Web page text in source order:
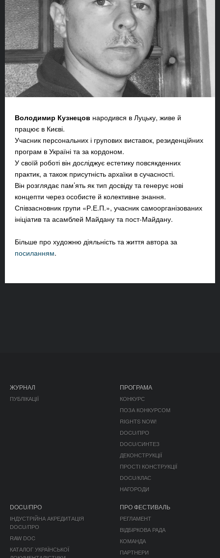
Володимир Кузнецов народився в Луцьку, живе й
працює в Києві.
Учасник персональних і групових виставок, резиденційних
програм в Україні та за кордоном.
У своїй роботі він досліджує естетику повсякденних
практик, а також присутність архаїки в сучасності.
Він розглядає пам’ять як тип досвіду та генерує нові
концепти через особисте й колективне знання.
Співзасновник групи «Р.Е.П.», учасник самоорганізованих
ініціатив та асамблей Майдану та пост-Майдану.
Більше про художню діяльність та життя автора за
посиланням.
ЖУРНАЛ
ПУБЛІКАЦІЇ
ПРОГРАМА
КОНКУРС
ПОЗА КОНКУРСОМ
RIGHTS NOW!
DOCU/ПРО
DOCU/СИНТЕЗ
ДЕКОНСТРУКЦІЇ
ПРОСТІ КОНСТРУКЦІЇ
DOCU/КЛАС
НАГОРОДИ
DOCU/ПРО
ІНДУСТРІЙНА АКРЕДИТАЦІЯ
DOCU/ПРО
RAW DOC
КАТАЛОГ УКРАЇНСЬКОЇ
ПРО ФЕСТИВАЛЬ
РЕГЛАМЕНТ
ВІДБІРКОВА РАДА
КОМАНДА
ПАРТНЕРИ